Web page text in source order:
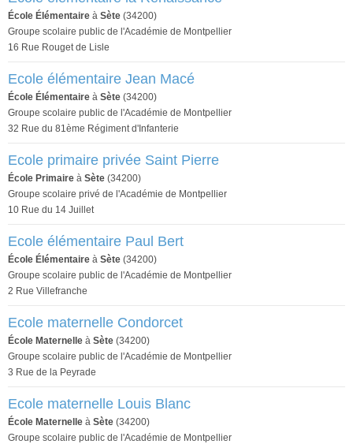
École Élémentaire à Sète (34200)
Groupe scolaire public de l'Académie de Montpellier
16 Rue Rouget de Lisle
Ecole élémentaire Jean Macé
École Élémentaire à Sète (34200)
Groupe scolaire public de l'Académie de Montpellier
32 Rue du 81ème Régiment d'Infanterie
Ecole primaire privée Saint Pierre
École Primaire à Sète (34200)
Groupe scolaire privé de l'Académie de Montpellier
10 Rue du 14 Juillet
Ecole élémentaire Paul Bert
École Élémentaire à Sète (34200)
Groupe scolaire public de l'Académie de Montpellier
2 Rue Villefranche
Ecole maternelle Condorcet
École Maternelle à Sète (34200)
Groupe scolaire public de l'Académie de Montpellier
3 Rue de la Peyrade
Ecole maternelle Louis Blanc
École Maternelle à Sète (34200)
Groupe scolaire public de l'Académie de Montpellier